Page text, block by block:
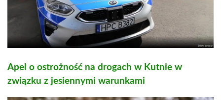
Apel o ostrożność na drogach w Kutnie w
związku z jesiennymi warunkami